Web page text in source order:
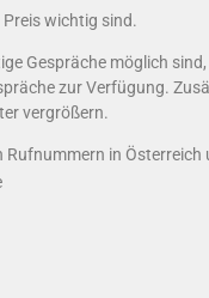
wichtig sind.
Gespräche möglich
zur Verfügung.
vergrößern.
in Österreich